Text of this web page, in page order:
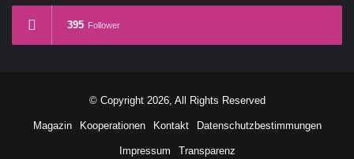
395 Follower
© Copyright 2026, All Rights Reserved
Magazin Kooperationen Kontakt Datenschutzbestimmungen
Impressum Transparenz